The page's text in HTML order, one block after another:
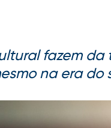
fazem
na era do